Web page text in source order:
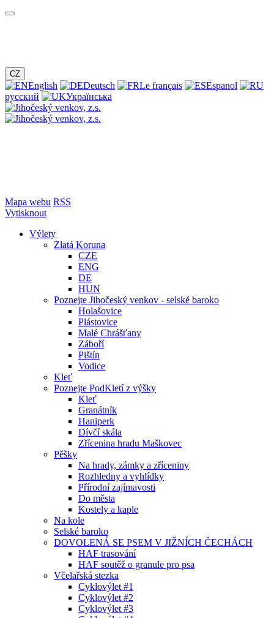
CZ
English Deutsch Le français
Espanol
русский
Українська
Mapa webu RSS
Vytisknout
Výlety
Zlatá Koruna
CZE
ENG
DE
HUN
Poznejte Jihočeský venkov - selské baroko
Holašovice
Plástovice
Malé Chrášťany
Záboří
Pištín
Vodice
Kleť
Poznejte PodKletí z výšky
Kleť
Granátník
Haniperk
Dívčí skála
Zřícenina hradu Maškovec
Pěšky
Na hrady, zámky a zříceniny
Rozhledny a vyhlídky
Přírodní zajímavosti
Do města
Kostely a kaple
Na kole
Selské baroko
DOVOLENÁ SE PSEM V JIŽNÍCH ČECHÁCH
HAF trasování
HAF soutěž o granule pro psa
Včelařská stezka
Cyklovýlet #1
Cyklovýlet #2
Cyklovýlet #3